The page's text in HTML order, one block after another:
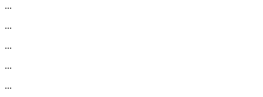
...
...
...
...
...